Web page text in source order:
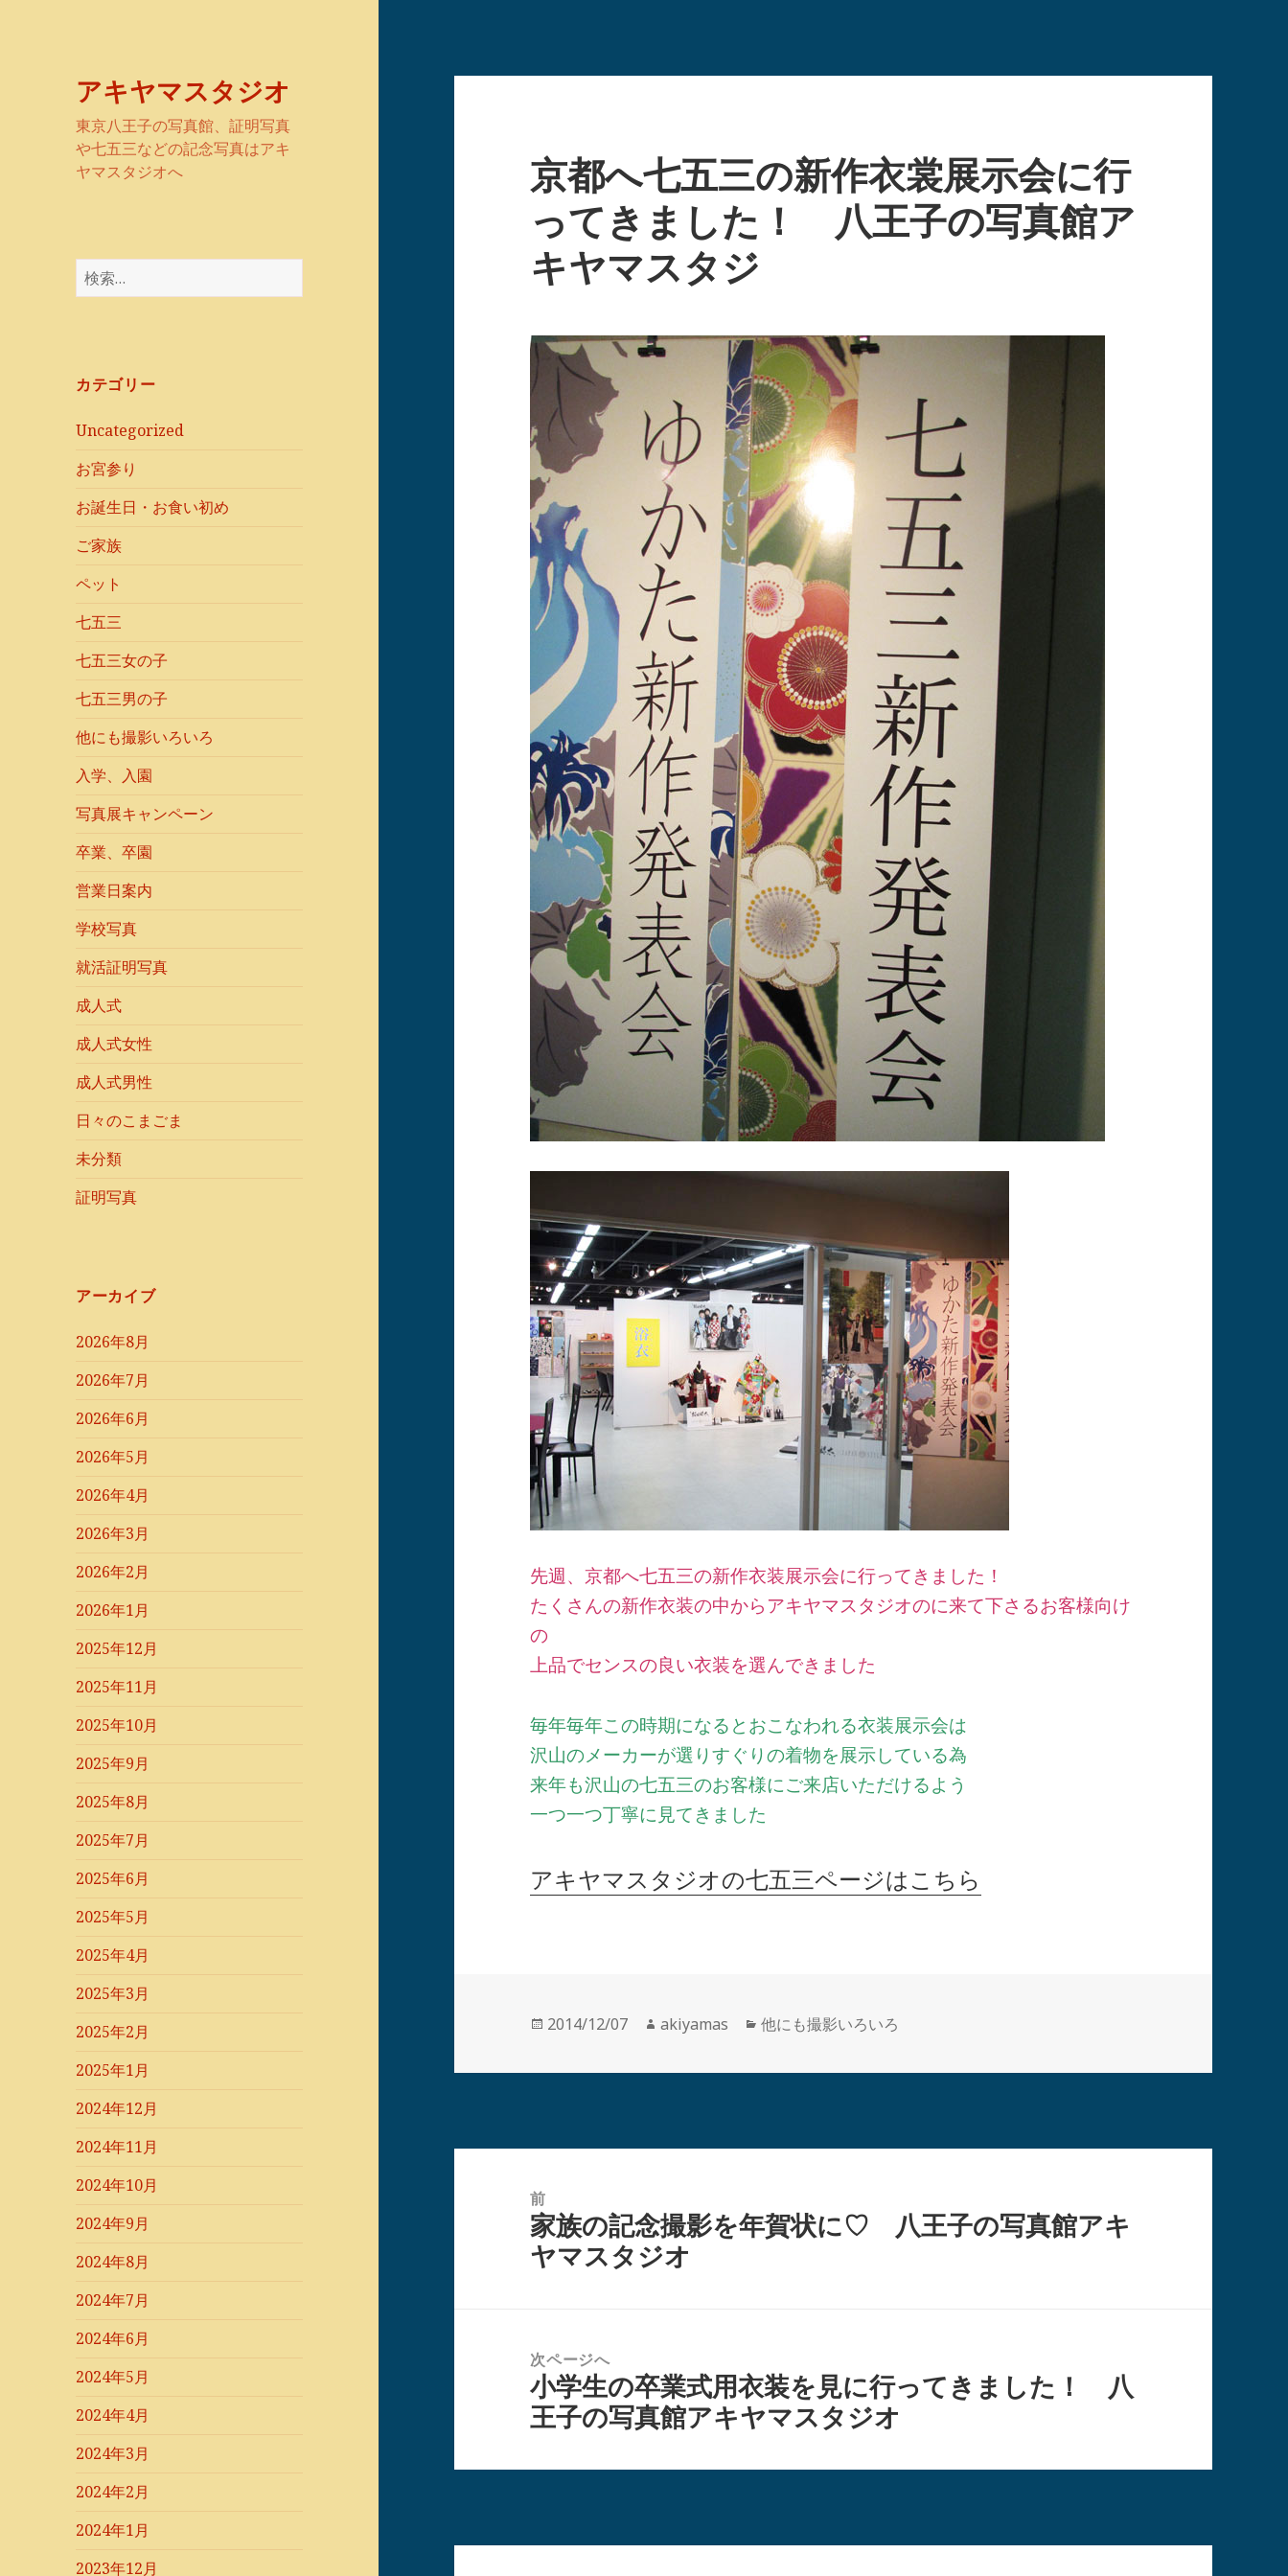
アキヤマスタジオ
東京八王子の写真館、証明写真
や七五三などの記念写真はアキ
ヤマスタジオへ
検
索:
カテゴリー
Uncategorized
お宮参り
お誕生日・お食い初め
ご家族
ペット
七五三
七五三女の子
七五三男の子
他にも撮影いろいろ
入学、入園
写真展キャンペーン
卒業、卒園
営業日案内
学校写真
就活証明写真
成人式
成人式女性
成人式男性
日々のこまごま
未分類
証明写真
アーカイブ
2026年8月
2026年7月
2026年6月
2026年5月
2026年4月
2026年3月
2026年2月
2026年1月
2025年12月
2025年11月
2025年10月
2025年9月
2025年8月
2025年7月
2025年6月
2025年5月
2025年4月
2025年3月
2025年2月
2025年1月
2024年12月
2024年11月
2024年10月
2024年9月
2024年8月
2024年7月
2024年6月
2024年5月
2024年4月
2024年3月
2024年2月
2024年1月
2023年12月
京都へ七五三の新作衣裳展示会に行
ってきました！ 八王子の写真館ア
キヤマスタジ
先週、京都へ七五三の新作衣装展示会に行ってきました！
たくさんの新作衣装の中からアキヤマスタジオのに来て下さるお客様向け
の
上品でセンスの良い衣装を選んできました
毎年毎年この時期になるとおこなわれる衣装展示会は
沢山のメーカーが選りすぐりの着物を展示している為
来年も沢山の七五三のお客様にご来店いただけるよう
一つ一つ丁寧に見てきました
アキヤマスタジオの七五三ページはこちら
投
日:
2014/12/07
作
者
akiyamas
カ
ゴ
他にも撮影いろいろ
前
前
の
家族の記念撮影を年賀状に♡ 八王子の写真館アキ
ヤマスタジオ
次ページへ
次
の
稿:
小学生の卒業式用衣装を見に行ってきました！ 八
王子の写真館アキヤマスタジオ